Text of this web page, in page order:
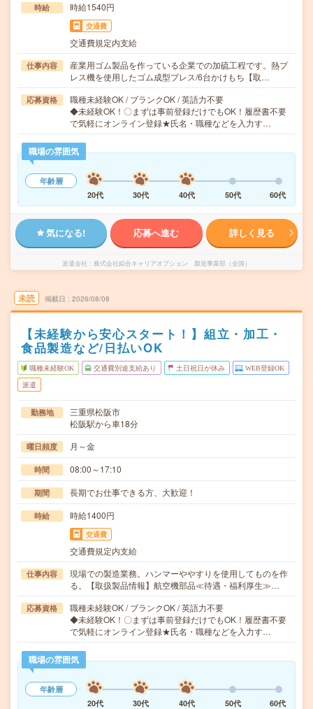
時給 時給1540円
交通費
交通費規定内支給
仕事内容
産業用ゴム製品を作っている企業での加硫工程です。熱プ
レス機を使用したゴム成型プレス/6台かけもち【取…
応募資格
職種未経験OK / ブランクOK / 英語力不要
◆未経験OK！〇まずは事前登録だけでもOK！履歴書不要
で気軽にオンライン登録★氏名・職種などを入力す…
職場の雰囲気
年齢層
20代
30代 40代 50代 60代
気になる! 応募へ進む 詳しく見る
派遣会社 株式会社綜合キャリアオプション 製造事業部（全国）
未読 掲載日 2026/08/08
【未経験から安心スタート！】組立・加工・
食品製造など/日払いOK
職種未経験OK 交通費別途支給あり 土日祝日が休み WEB登録OK
派遣
勤務地
三重県松阪市
松阪駅から車18分
曜日頻度 月～金
時間 08:00～17:10
期間 長期でお仕事できる方、大歓迎！
時給 時給1400円
交通費
交通費規定内支給
仕事内容
現場での製造業務。ハンマーややすりを使用してものを作
る。【取扱製品情報】航空機部品≪待遇・福利厚生≫…
応募資格
職種未経験OK / ブランクOK / 英語力不要
◆未経験OK！〇まずは事前登録だけでもOK！履歴書不要
で気軽にオンライン登録★氏名・職種などを入力す…
職場の雰囲気
年齢層
20代
30代 40代 50代 60代